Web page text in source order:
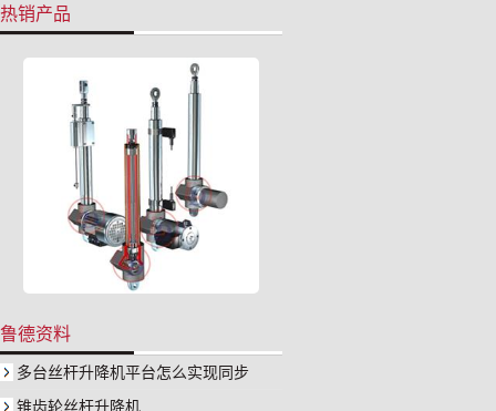
热销产品
鲁德资料
多台丝杆升降机平台怎么实现同步
锥齿轮丝杆升降机